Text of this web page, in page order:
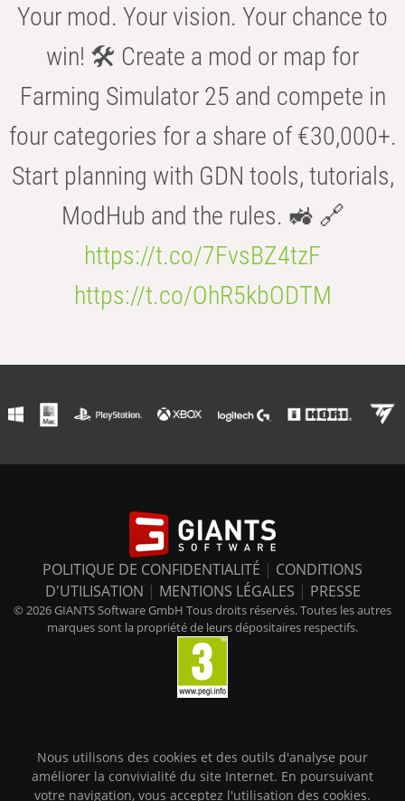
Your mod. Your vision. Your chance to
win! 🛠️ Create a mod or map for
Farming Simulator 25 and compete in
four categories for a share of €30,000+.
Start planning with GDN tools, tutorials,
ModHub and the rules. 🚜 🔗
https://t.co/7FvsBZ4tzF
https://t.co/OhR5kbODTM
POLITIQUE DE CONFIDENTIALITÉ | CONDITIONS
D'UTILISATION | MENTIONS LÉGALES | PRESSE
© 2026 GIANTS Software GmbH Tous droits réservés. Toutes les autres
marques sont la propriété de leurs dépositaires respectifs.
Nous utilisons des cookies et des outils d'analyse pour
améliorer la convivialité du site Internet. En poursuivant
votre navigation, vous acceptez l'utilisation des cookies.